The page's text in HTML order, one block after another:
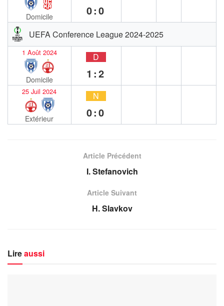
Domicile 0:0
UEFA Conference League 2024-2025
1 Août 2024
Domicile
D
1:2
25 Juil 2024
Extérieur
N
0:0
Article Précédent
I. Stefanovich
Article Suivant
H. Slavkov
Lireaussi